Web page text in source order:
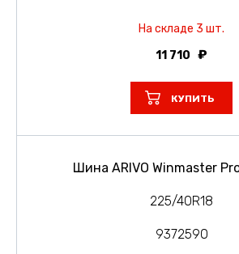
На складе 3 шт.
11 710
КУПИТЬ
Шина ARIVO Winmaster
225/40R18
9372590